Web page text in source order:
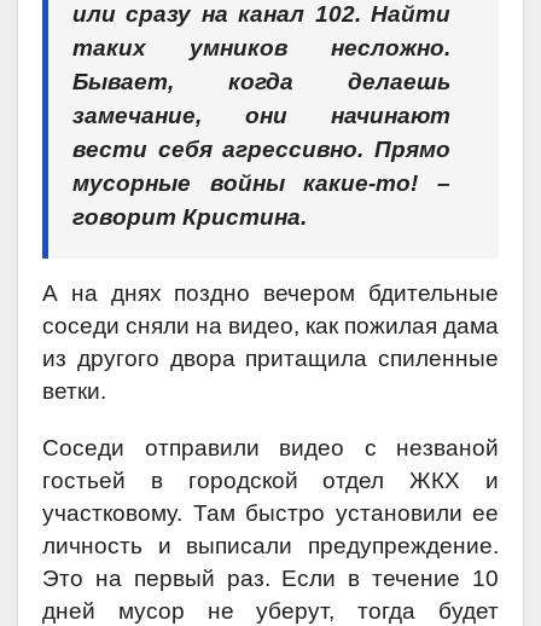
или сразу на канал 102. Найти
таких умников несложно.
Бывает, когда делаешь
замечание, они начинают
вести себя агрессивно. Прямо
мусорные войны какие-то! –
говорит Кристина.
А на днях поздно вечером бдительные
соседи сняли на видео, как пожилая дама
из другого двора притащила спиленные
ветки.
Соседи отправили видео с незваной
гостьей в городской отдел ЖКХ и
участковому. Там быстро установили ее
личность и выписали предупреждение.
Это на первый раз. Если в течение 10
дней мусор не уберут, тогда будет